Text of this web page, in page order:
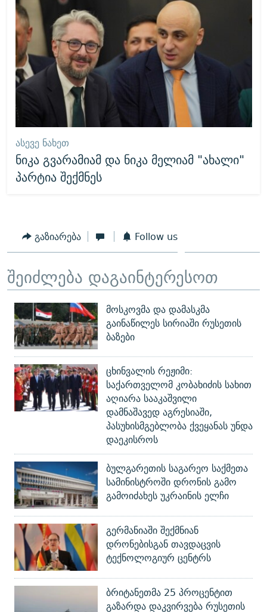
ᲐᲡᲔᲕᲔ ᲜᲐᲮᲔᲗ
ნიკა გვარამიამ და ნიკა მელიამ "ახალი"
პარტია შექმნეს
გაზიარება Follow us
შეიძლება დაგაინტერესოთ
მოსკოვმა და დამასკმა
გაინაწილეს სირიაში რუსეთის
ბაზები
ცხინვალის რეჟიმი:
საქართველომ კობახიძის სახით
აღიარა სააკაშვილი
დამნაშავედ აგრესიაში,
პასუხისმგებლობა ქვეყანას უნდა
დაეკისროს
ბულგარეთის საგარეო საქმეთა
სამინისტროში დრონის გამო
გამოიძახეს უკრაინის ელჩი
გერმანიაში შექმნიან
დრონებისგან თავდაცვის
ტექნოლოგიურ ცენტრს
ბრიტანეთმა 25 პროცენტით
გაზარდა დაკვირვება რუსეთის